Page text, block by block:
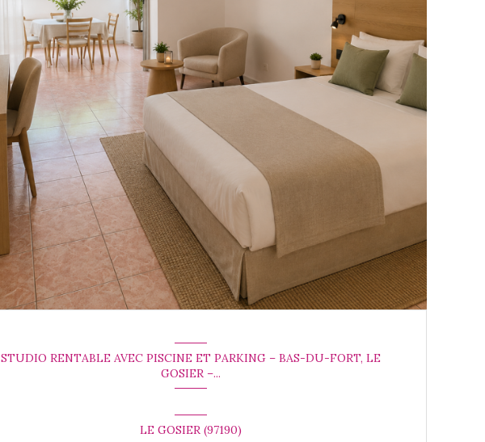
STUDIO RENTABLE AVEC PISCINE ET PARKING – BAS-DU-FORT, LE
GOSIER –...
LE GOSIER (97190)